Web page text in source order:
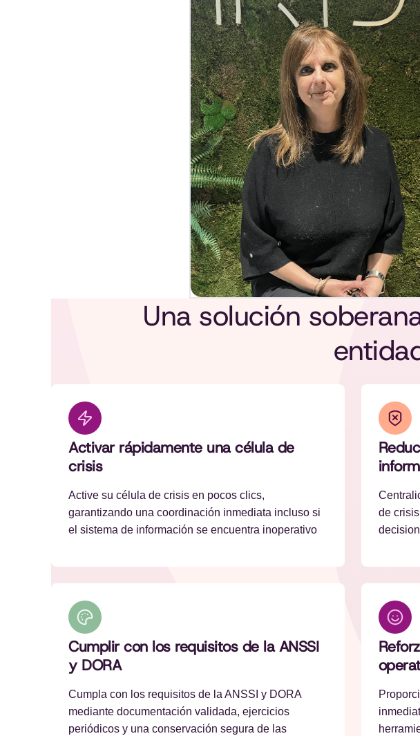
Una solución
Activar rápidamente una célula de
crisis
Active su célula de crisis en pocos clics,
garantizando una coordinación inmediata incluso si
el sistema de información se encuentra inoperativo
de
Cumplir con los requisitos de la ANSSI
y DORA
Cumpla con los requisitos de la ANSSI y DORA
mediante documentación validada, ejercicios
periódicos y una conservación segura de las